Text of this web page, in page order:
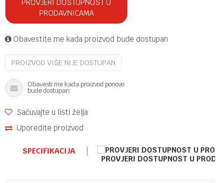
PROVJERI DOSTUPNOST U
PRODAVNICAMA
Obavestite me kada proizvod bude dostupan
PROIZVOD VIŠE NIJE DOSTUPAN
Obavesti me kada proizvod ponovo
bude dostupan
Sačuvajte u listi želja
Uporedite proizvod
SPECIFIKACIJA
PROVJERI DOSTUPNOST U